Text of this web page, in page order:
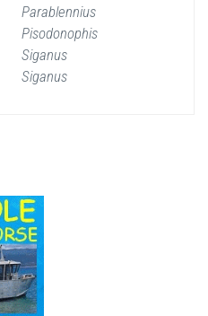
Parablennius
Pisodonophis
Siganus
Siganus